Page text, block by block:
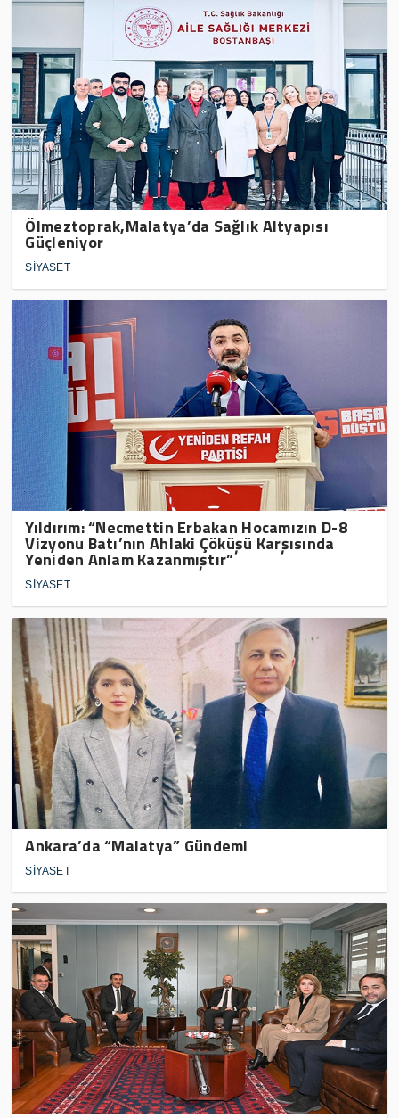
Ölmeztoprak,Malatya’da Sağlık Altyapısı
Güçleniyor
SİYASET
Yıldırım: “Necmettin Erbakan Hocamızın D-8
Vizyonu Batı’nın Ahlaki Çöküşü Karşısında
Yeniden Anlam Kazanmıştır”
SİYASET
Ankara’da “Malatya” Gündemi
SİYASET